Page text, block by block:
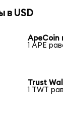
в USD
1 APE
Trust
1 TWT